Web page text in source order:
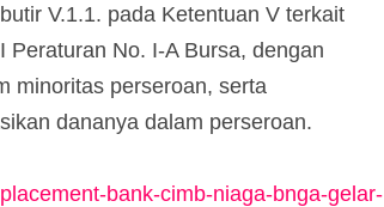
V.1.1. pada Ketentuan V terkait
Peraturan No. I-A Bursa, dengan
minoritas perseroan, serta
dananya dalam perseroan.
bank-cimb-niaga-bnga-gelar-